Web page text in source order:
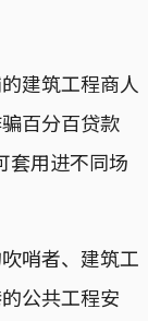
建筑工程商人
百分百贷款
套用进不同场
哨者、建筑工
公共工程安